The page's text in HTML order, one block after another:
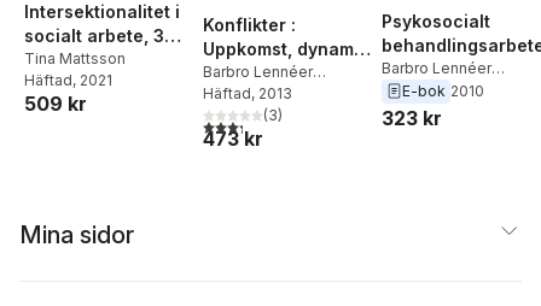
Intersektionalitet i
socialt arbete, 3
uppl
Tina Mattsson
Häftad, 2021
509 kr
Konflikter :
Uppkomst, dynamik
och hantering
Barbro Lennéer
Axelson,Ingela
Thylefors
Häftad, 2013
3,3utav 5 stjärnor. Totalt antal röster:
(3)
473 kr
Psykosocialt
Barbro Lennéer
Axelson, Ingela
Thylefors
E-bok 2010
323 kr
Mina sidor